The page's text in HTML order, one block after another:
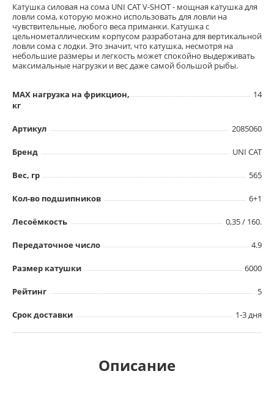
Катушка силовая на сома UNI CAT V-SHOT - мощная катушка для
ловли сома, которую можно использовать для ловли на
чувствительные, любого веса приманки. Катушка с
цельнометаллическим корпусом разработана для вертикальной
ловли сома с лодки. Это значит, что катушка, несмотря на
небольшие размеры и легкость может спокойно выдерживать
максимальные нагрузки и вес даже самой большой рыбы.
MAX нагрузка на фрикцион,
кг
14
Артикул 2085060
Бренд UNI CAT
Вес, гр 565
Кол-во подшипников 6+1
Лесоёмкость 0,35 / 160.
Передаточное число 4.9
Размер катушки 6000
Рейтинг 5
Срок доставки 1-3 дня
Описание